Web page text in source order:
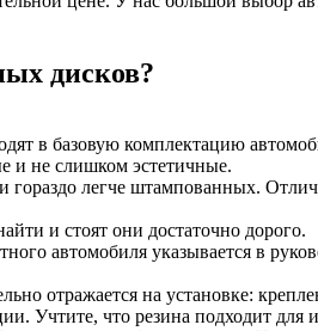
дисков?
в базовую комплектацию
и не слишком эстетичные.
легче штампованных.
и стоят они достаточно дорого.
автомобиля указывается в
отражается на установке:
Учтите, что резина подходит